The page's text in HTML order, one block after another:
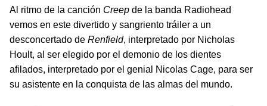
Al ritmo de la canción Creep de la banda Radiohead
vemos en este divertido y sangriento tráiler a un
desconcertado de Renfield, interpretado por Nicholas
Hoult, al ser elegido por el demonio de los dientes
afilados, interpretado por el genial Nicolas Cage, para ser
su asistente en la conquista de las almas del mundo.